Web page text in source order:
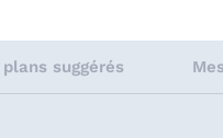
suggérés